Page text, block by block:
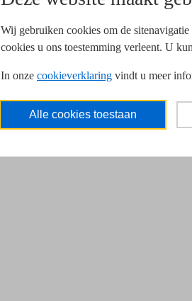
Wij gebruiken cookies om de
cookies u ons toestemming verleent. U
In onze cookieverklaring vindt u meer
Alle cookies toestaan